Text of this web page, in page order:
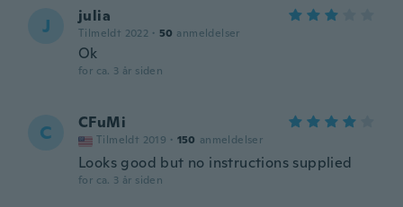
J julia
Tilmeldt 2022 · 50 anmeldelser
Ok
for ca. 3 år siden
C CFuMi
Tilmeldt 2019 · 150 anmeldelser
Looks good but no instructions supplied
for ca. 3 år siden